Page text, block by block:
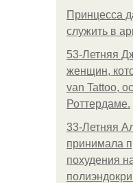
Принцесса
служить в
53-Летняя
женщин,
van Tattoo,
Роттердаме.
33-Летняя
принимала
похудения